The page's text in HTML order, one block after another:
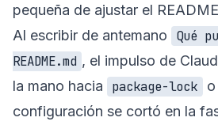
pequeña de ajustar el
Al escribir de antemano
Qué
README.md , el impulso de
la mano hacia
package-lock
configuración se cortó en la